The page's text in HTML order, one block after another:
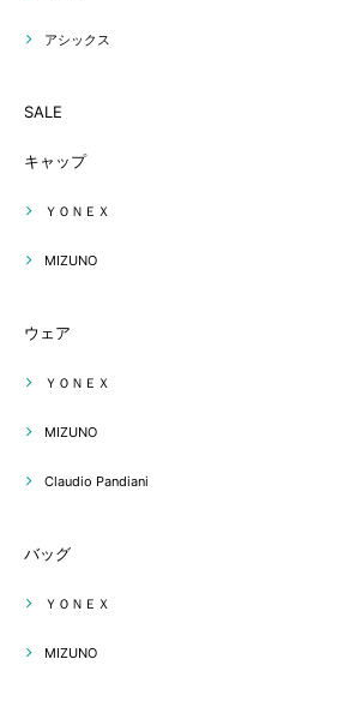
アシックス
SALE
キャップ
ＹＯＮＥＸ
MIZUNO
ウェア
ＹＯＮＥＸ
MIZUNO
Claudio Pandiani
バッグ
ＹＯＮＥＸ
MIZUNO